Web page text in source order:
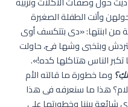
وأتت الطفلة الصغيرة
من ابنتها: «دى بتتكسف أوى
وبتخبى وشها فىّ، حاولت
الناس هتاكلها كده!».
وما خطورة ما قالته الأم
هذا ما سنعرفه فى هذا